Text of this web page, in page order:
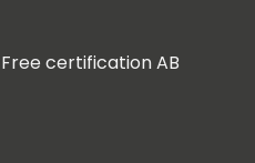
certification AB